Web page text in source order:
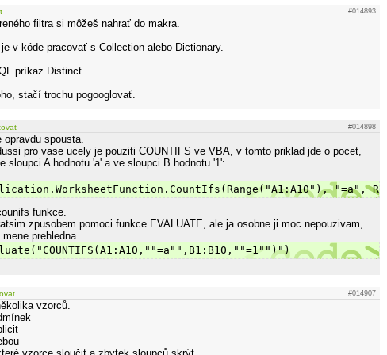
#014893
filtra si môžeš nahrať do makra.
v kóde pracovať s Collection alebo Dictionary.
príkaz Distinct.
stačí trochu pogooglovať.
#014898
spousta.
pro vase ucely je pouziti COUNTIFS ve VBA, v tomto priklad jde o pocet,
sloupci A hodnotu 'a' a ve sloupci B hodnotu '1':
"=a",
funkce.
zpusobem pomoci funkce EVALUATE, ale ja osobne ji moc nepouzivam,
prehledna
#014907
vzorců.